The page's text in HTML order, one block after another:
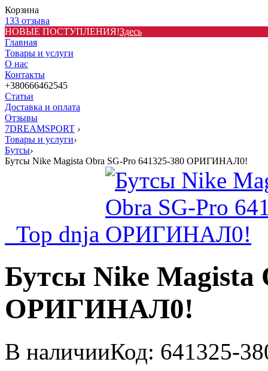
Корзина
133 отзыва
НОВЫЕ ПОСТУПЛЕНИЯ!Здесь
Главная
Товары и услуги
О нас
Контакты
+380666462545
Статьи
Доставка и оплата
Отзывы
7DREAMSPORT ›
Товары и услуги›
Бутсы›
Бутсы Nike Magista Obra SG-Pro 641325-380 ОРИГИНАЛ0!
Top dnja
Бутсы Nike Magista
ОРИГИНАЛ0!
В наличииКод: 641325-